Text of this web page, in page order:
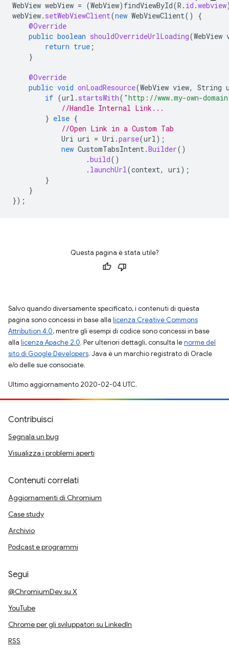
WebView webView = (WebView) findViewById(R . id .webview
webView. setWebViewClient(new WebViewClient()
{
@Override
public boolean shouldOverrideUrlLoading(WebView
return true ;
}
@Override
public void onLoadResource(WebView view, String
if (url . startsWith( "http://www.my-own-
//Handle Internal Link...
} else {
//Open Link in a Custom Tab
Uri uri = Uri .parse(url);
new CustomTabsIntent.Builder()
.build()
. launchUrl(context, uri);
}
}
});
Questa pagina è stata utile?
Salvo quando diversamente specificato, i contenuti di questa
pagina sono concessi in base alla licenza Creative Commons
Attribution 4.0, mentre gli esempi di codice sono concessi in base
alla licenza Apache 2.0. Per ulteriori dettagli, consulta lenorme del
sito di Google Developers. Java è un marchio registrato di Oracle
e/o delle sue consociate.
Ultimo aggiornamento 2020-02-04 UTC.
Contribuisci
Segnala un bug
Visualizza i problemi aperti
Contenuti correlati
Aggiornamenti di Chromium
Case study
Archivio
Podcast e programmi
Segui
@ChromiumDev su X
YouTube
Chrome per gli sviluppatori su LinkedIn
RSS